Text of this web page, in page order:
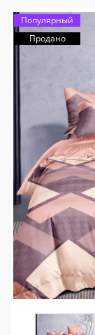
Популярный
Продано